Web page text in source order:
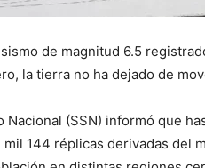
de magnitud 6.5
la tierra no ha dejado de
Nacional (SSN) informó que
144 réplicas derivadas del